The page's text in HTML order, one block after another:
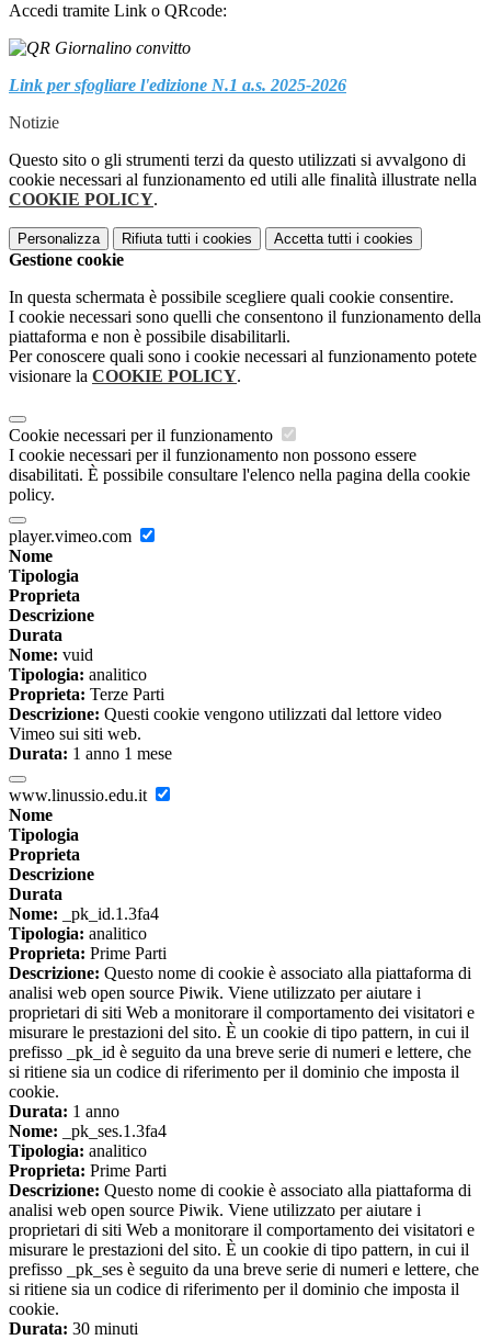
Accedi tramite Link o QRcode:
Link per sfogliare l'edizione N.1 a.s. 2025-2026
Notizie
Questo sito o gli strumenti terzi da questo utilizzati si avvalgono di
cookie necessari al funzionamento ed utili alle finalità illustrate nella
COOKIE POLICY.
Personalizza Rifiuta tutti i cookies Accetta tutti i cookies
Gestione cookie
In questa schermata è possibile scegliere quali cookie consentire.
I cookie necessari sono quelli che consentono il funzionamento della
piattaforma e non è possibile disabilitarli.
Per conoscere quali sono i cookie necessari al funzionamento potete
visionare la COOKIE POLICY.
Cookie necessari per il funzionamento
I cookie necessari per il funzionamento non possono essere
disabilitati. È possibile consultare l'elenco nella pagina della cookie
policy.
player.vimeo.com
Nome
Tipologia
Proprieta
Descrizione
Durata
Nome: vuid
Tipologia: analitico
Proprieta: Terze Parti
Descrizione: Questi cookie vengono utilizzati dal lettore video
Vimeo sui siti web.
Durata: 1 anno 1 mese
www.linussio.edu.it
Nome
Tipologia
Proprieta
Descrizione
Durata
Nome: _pk_id.1.3fa4
Tipologia: analitico
Proprieta: Prime Parti
Descrizione: Questo nome di cookie è associato alla piattaforma di
analisi web open source Piwik. Viene utilizzato per aiutare i
proprietari di siti Web a monitorare il comportamento dei visitatori e
misurare le prestazioni del sito. È un cookie di tipo pattern, in cui il
prefisso _pk_id è seguito da una breve serie di numeri e lettere, che
si ritiene sia un codice di riferimento per il dominio che imposta il
cookie.
Durata: 1 anno
Nome: _pk_ses.1.3fa4
Tipologia: analitico
Proprieta: Prime Parti
Descrizione: Questo nome di cookie è associato alla piattaforma di
analisi web open source Piwik. Viene utilizzato per aiutare i
proprietari di siti Web a monitorare il comportamento dei visitatori e
misurare le prestazioni del sito. È un cookie di tipo pattern, in cui il
prefisso _pk_ses è seguito da una breve serie di numeri e lettere, che
si ritiene sia un codice di riferimento per il dominio che imposta il
cookie.
Durata: 30 minuti